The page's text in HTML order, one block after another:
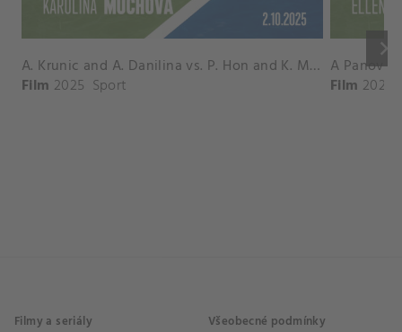
keyboard_arrow_right
A. Krunic and A. Danilina vs. P. Hon and K. Muchova Match Highlights - BEIJING_Capital Group Diamond ( October 02, 2025)
Film 2025 Sport Film 2026
Filmy a seriály Všeobecné podmínky